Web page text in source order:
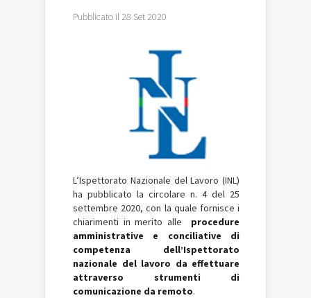
Pubblicato il 28 Set 2020
L’Ispettorato Nazionale del Lavoro (INL)
ha pubblicato la circolare n. 4 del 25
settembre 2020, con la quale fornisce i
chiarimenti in merito alle procedure
amministrative e conciliative di
competenza dell’Ispettorato
nazionale del lavoro da effettuare
attraverso strumenti di
comunicazione da remoto.